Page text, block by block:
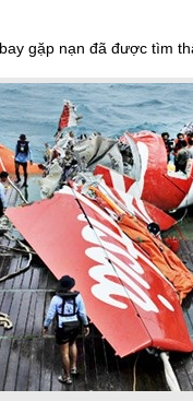
gặp nạn đã được tìm